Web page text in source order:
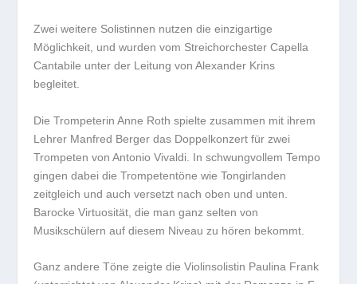
Zwei weitere Solistinnen nutzen die einzigartige
Möglichkeit, und wurden vom Streichorchester Capella
Cantabile unter der Leitung von Alexander Krins
begleitet.
Die Trompeterin Anne Roth spielte zusammen mit ihrem
Lehrer Manfred Berger das Doppelkonzert für zwei
Trompeten von Antonio Vivaldi. In schwungvollem Tempo
gingen dabei die Trompetentöne wie Tongirlanden
zeitgleich und auch versetzt nach oben und unten.
Barocke Virtuosität, die man ganz selten von
Musikschülern auf diesem Niveau zu hören bekommt.
Ganz andere Töne zeigte die Violinsolistin Paulina Frank